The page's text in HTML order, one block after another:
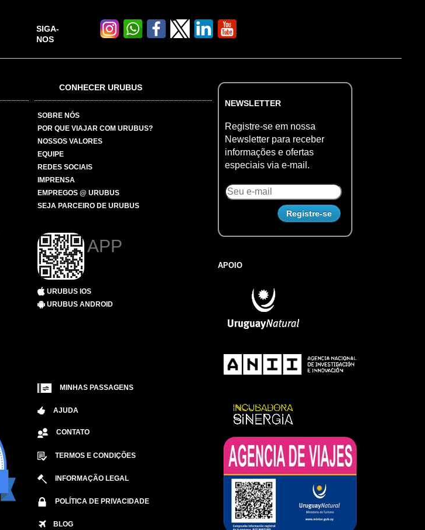
SIGA-
NOS
CONHECER URUBUS
SOBRE NÓS
POR QUE VIAJAR COM URUBUS?
NOSSOS VALORES
EQUIPE
REDES SOCIAIS
IMPRENSA
EMPREGOS @ URUBUS
SEJA PARCEIRO DE URUBUS
APP
URUBUS IOS
URUBUS ANDROID
MINHAS PASSAGENS
AJUDA
CONTATO
TERMOS E CONDIÇÕES
INFORMAÇÃO LEGAL
POLÍTICA DE PRIVACIDADE
BLOG
NEWSLETTER
Registre-se em nossa
Newsletter para receber
informações e ofertas
especiais via e-mail.
APOIO